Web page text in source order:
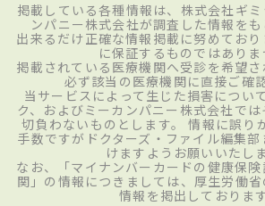
掲載している各種情報は、株式会社ギ
ンパニー株式会社が調査した情報をも
出来るだけ正確な情報掲載に努めてお
に保証するものではありま
掲載されている医療機関へ受診を希望
必ず該当の医療機関に直接ご確
当サービスによって生じた損害につい
ク、およびミーカンパニー株式会社で
切負わないものとします。 情報に誤り
手数ですがドクターズ・ファイル編集
けますようお願いいたしま
なお、「マイナンバーカードの健康保
関」の情報につきましては、厚生労働省
情報を掲出しております